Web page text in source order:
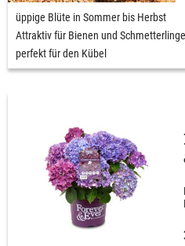
üppige Blüte in Sommer bis Herbst
Attraktiv für Bienen und Schmetterlinge
perfekt für den Kübel